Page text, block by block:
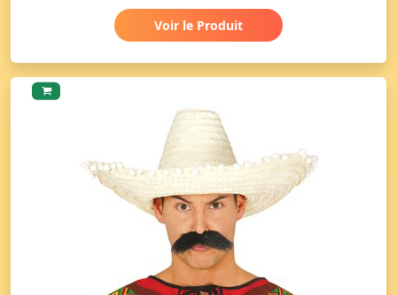
Voir le Produit